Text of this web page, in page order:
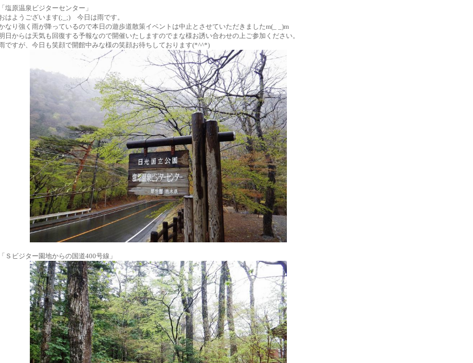
「塩原温泉ビジターセンター」
はようございます(;_;) 今日は雨です。
なり強く雨が降っているので本日の遊歩道散策イベントは中止とさせていただきましたm(_ _)m
日からは天気も回復する予報なので開催いたしますのでまな様お誘い合わせの上ご参加ください。
ですが、今日も笑顔で開館中みな様の笑顔お待ちしております(*^^*)
「Ｓビジター園地からの国道400号線」